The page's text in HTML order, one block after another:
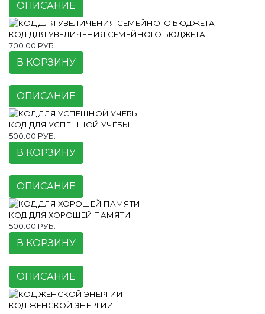
ОПИСАНИЕ
КОД ДЛЯ УВЕЛИЧЕНИЯ СЕМЕЙНОГО БЮДЖЕТА
700.00 РУБ.
В КОРЗИНУ
ОПИСАНИЕ
КОД ДЛЯ УСПЕШНОЙ УЧЁБЫ
500.00 РУБ.
В КОРЗИНУ
ОПИСАНИЕ
КОД ДЛЯ ХОРОШЕЙ ПАМЯТИ
500.00 РУБ.
В КОРЗИНУ
ОПИСАНИЕ
КОД ЖЕНСКОЙ ЭНЕРГИИ